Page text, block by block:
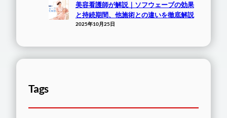
美容看護師が解説｜ソフウェーブの効果
と持続期間、他施術との違いを徹底解説
2025年10月25日
Tags